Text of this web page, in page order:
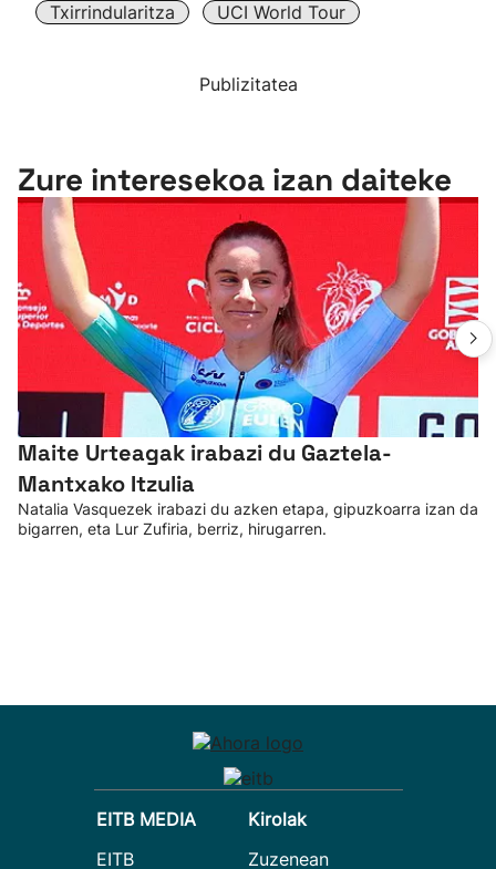
Txirrindularitza UCI World Tour
Publizitatea
Zure interesekoa izan daiteke
Maite Urteagak irabazi du Gaztela-
Mantxako Itzulia
Natalia Vasquezek irabazi du azken etapa, gipuzkoarra izan da
bigarren, eta Lur Zufiria, berriz, hirugarren.
EITB MEDIA
EITB
Kirolak
Zuzenean